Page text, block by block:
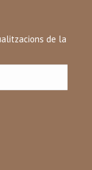
de la